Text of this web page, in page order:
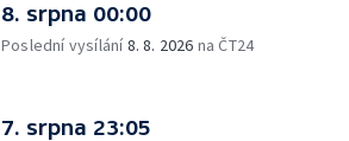
8. srpna 00:00
Poslední vysílání8. 8. 2026 na ČT24
7. srpna 23:05